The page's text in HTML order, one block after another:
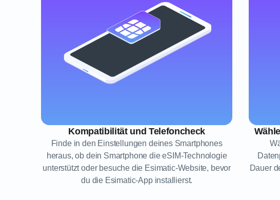
Kompatibilität und Telefoncheck
Finde in den Einstellungen deines Smartphones
heraus, ob dein Smartphone die eSIM-Technologie
unterstützt oder besuche die Esimatic-Website, bevor
du die Esimatic-App installierst.
Dauer